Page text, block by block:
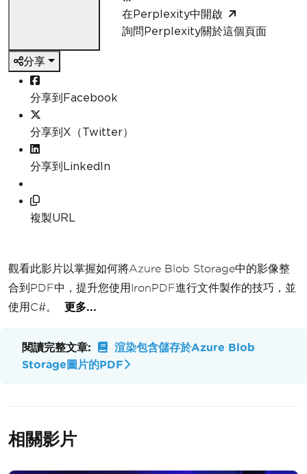
在Perplexity中開啟
詢問Perplexity關於這個頁面
分享
分享到Facebook
分享到X（Twitter）
分享到LinkedIn
複製URL
觀看此影片以掌握如何將Azure Blob Storage中的影像整
合到PDF中，提升您使用IronPDF進行文件製作的技巧，並
使用C#。
更多...
閱讀完整文章:
渲染包含儲存於Azure Blob
Storage圖片的PDF
相關影片